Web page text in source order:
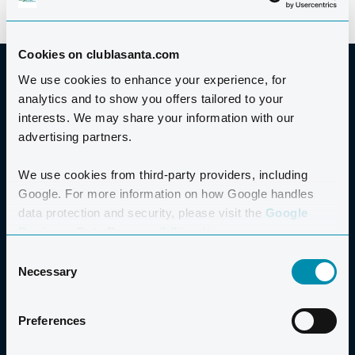
Cookies on clublasanta.com
We use cookies to enhance your experience, for
analytics and to show you offers tailored to your
interests. We may share your information with our
advertising partners.
We use cookies from third-party providers, including
Google. For more information on how Google handles
data protection and security, please visit the Google
Business Data Responsibility site.
Selection
Necessary
Preferences
GUT ZU WISSEN
AUSRÜSTUNG
Sie können während Ihres Aufenthalts jederzeit
Kugelstoßen im Sports Booking ausleihen.
Aus Sicherheitsgründen ist es leider nicht möglich,